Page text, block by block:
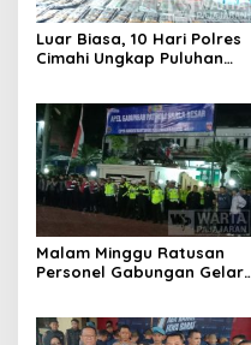
Luar Biasa, 10 Hari Polres
Cimahi Ungkap Puluhan
Malam Minggu Ratusan
Personel Gabungan Gelar